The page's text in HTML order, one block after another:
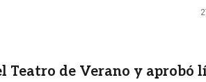
Teatro de Verano y aprobó